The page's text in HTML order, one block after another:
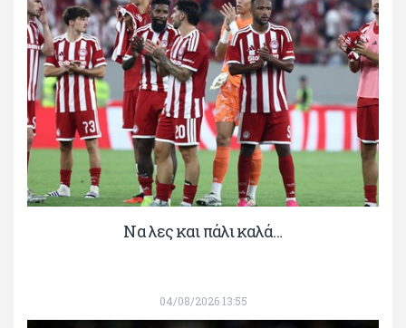
Να λες και πάλι καλά…
04/08/2026 13:55